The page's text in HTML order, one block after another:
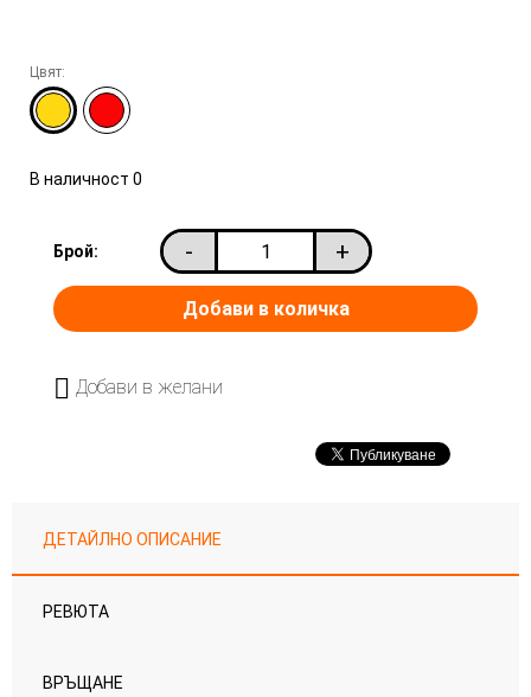
Цвят:
В наличност 0
Брой: - +
Добави в желани
ДЕТАЙЛНО ОПИСАНИЕ
РЕВЮТА
ВРЪЩАНЕ